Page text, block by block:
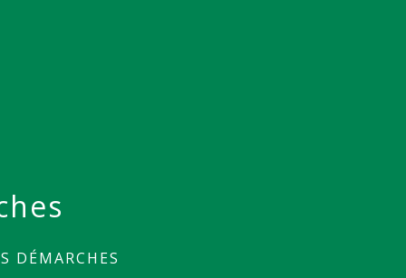
DÉMARCHES